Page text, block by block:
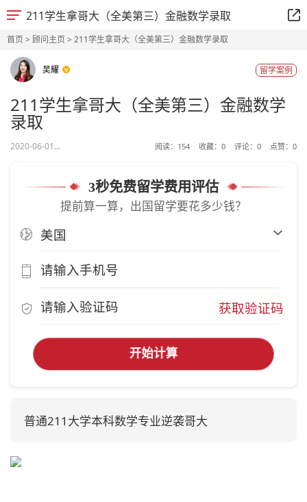
211学生拿哥大（全美第三）金融数学录取
首页> 顾问主页> 211学生拿哥大（全美第三）金融数学录取
吴耀 留学案例
211学生拿哥大（全美第三）金融数学
录取
2020-06-01... 阅读： 154 收藏： 0 评论： 0 点赞： 0
3秒免费留学费用评估
提前算一算，出国留学要花多少钱？
获取验证码
开始计算
普通211大学本科数学专业逆袭哥大